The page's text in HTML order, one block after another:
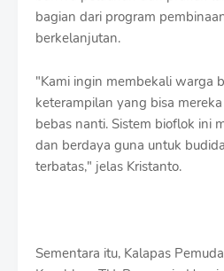
bagian dari program
berkelanjutan.
"Kami ingin membekali warga
keterampilan yang bisa
bebas nanti. Sistem bioflok ini
dan berdaya guna untuk
terbatas," jelas Kristanto.
Sementara itu, Kalapas